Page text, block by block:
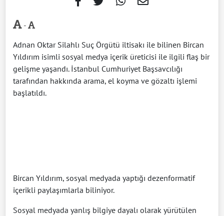
-
Adnan Oktar Silahlı Suç Örgütü iltisakı ile bilinen Bircan
Yıldırım isimli sosyal medya içerik üreticisi ile ilgili flaş bir
gelişme yaşandı. İstanbul Cumhuriyet Başsavcılığı
tarafından hakkında arama, el koyma ve gözaltı işlemi
başlatıldı.
Bircan Yıldırım, sosyal medyada yaptığı dezenformatif
içerikli paylaşımlarla biliniyor.
Sosyal medyada yanlış bilgiye dayalı olarak yürütülen